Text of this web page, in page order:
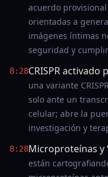
acuerdo
orientadas a
imágenes íntimas
seguridad y
8:28CRISPR activado
una variante
solo ante un
celular; abre la
investigación y
8:28Microproteínas y
están